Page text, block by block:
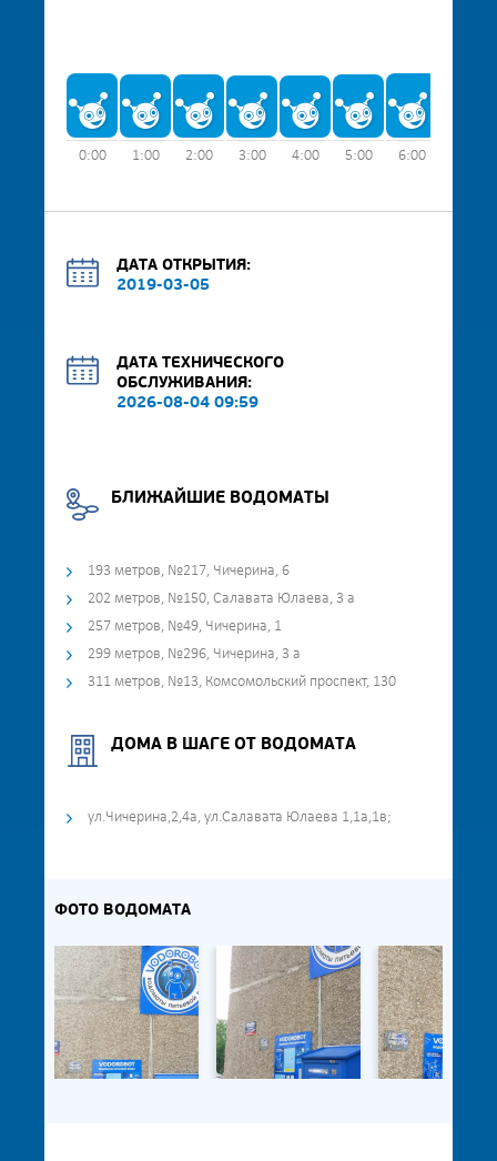
0:00 1:00 2:00 3:00 4:00 5:00 6:00
ДАТА ОТКРЫТИЯ:
2019-03-05
ДАТА ТЕХНИЧЕСКОГО
ОБСЛУЖИВАНИЯ:
2026-08-04 09:59
БЛИЖАЙШИЕ ВОДОМАТЫ
193 метров, №217, Чичерина, 6
202 метров, №150, Салавата Юлаева, 3 а
257 метров, №49, Чичерина, 1
299 метров, №296, Чичерина, 3 а
311 метров, №13, Комсомольский проспект, 130
ДОМА В ШАГЕ ОТ ВОДОМАТА
ул.Чичерина,2,4а, ул.Салавата Юлаева 1,1а,1в;
ФОТО ВОДОМАТА